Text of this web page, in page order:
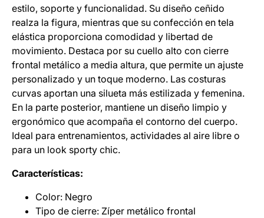
estilo, soporte y funcionalidad. Su diseño ceñido
realza la figura, mientras que su confección en tela
elástica proporciona comodidad y libertad de
movimiento. Destaca por su cuello alto con cierre
frontal metálico a media altura, que permite un ajuste
personalizado y un toque moderno. Las costuras
curvas aportan una silueta más estilizada y femenina.
En la parte posterior, mantiene un diseño limpio y
ergonómico que acompaña el contorno del cuerpo.
Ideal para entrenamientos, actividades al aire libre o
para un look sporty chic.
Características:
Color: Negro
Tipo de cierre: Zíper metálico frontal